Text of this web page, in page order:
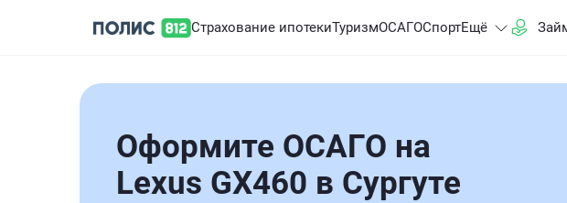
Страхование ипотекиТуризмОСАГОСпортЕщё
Оформите ОСАГО на
Lexus GX460 в Сургуте